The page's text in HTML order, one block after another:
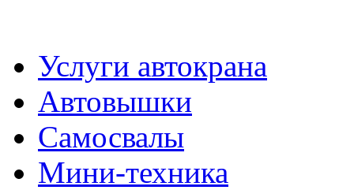
Услуги автокрана
Автовышки
Самосвалы
Мини-техника